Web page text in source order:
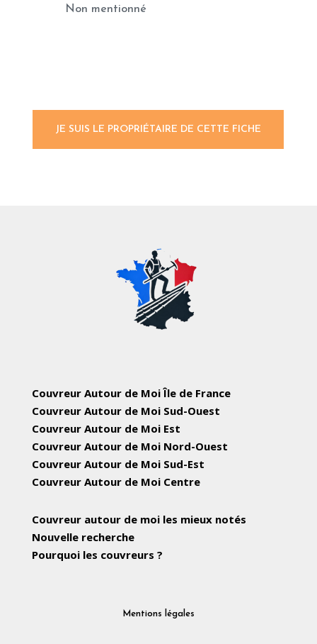
Non mentionné
JE SUIS LE PROPRIÉTAIRE DE CETTE FICHE
Couvreur Autour de Moi Île de France
Couvreur Autour de Moi Sud-Ouest
Couvreur Autour de Moi Est
Couvreur Autour de Moi Nord-Ouest
Couvreur Autour de Moi Sud-Est
Couvreur Autour de Moi Centre
Couvreur autour de moi les mieux notés
Nouvelle recherche
Pourquoi les couvreurs ?
Mentions légales